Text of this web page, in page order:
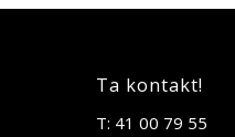
Ta kontakt!
T: 41 00 79 55